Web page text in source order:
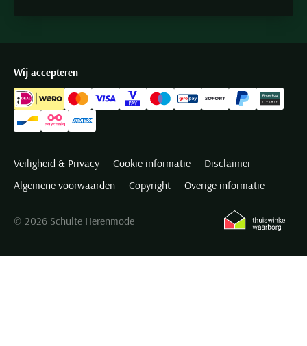
Wij accepteren
Veiligheid & Privacy Cookie informatie
Disclaimer
Algemene voorwaarden
Copyright Overige informatie
© 2026 Schulte Herenmode